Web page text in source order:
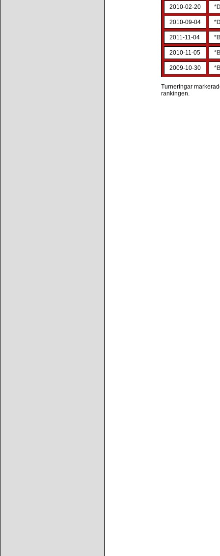
2010-02-20
2010-09-04
2011-11-04
2010-11-05
2009-10-30
Turneringar
rankingen.